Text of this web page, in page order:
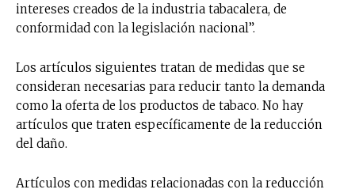
intereses creados de la industria tabacalera, de
conformidad con la legislación nacional”.
Los artículos siguientes tratan de medidas que se
consideran necesarias para reducir tanto la demanda
como la oferta de los productos de tabaco. No hay
artículos que traten específicamente de la reducción
del daño.
Artículos con medidas relacionadas con la reducción